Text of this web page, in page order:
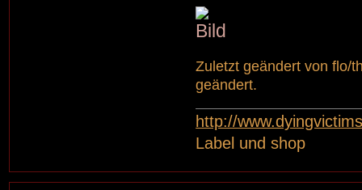
Zuletzt geändert vonflo/
geändert.
http://
Label und shop